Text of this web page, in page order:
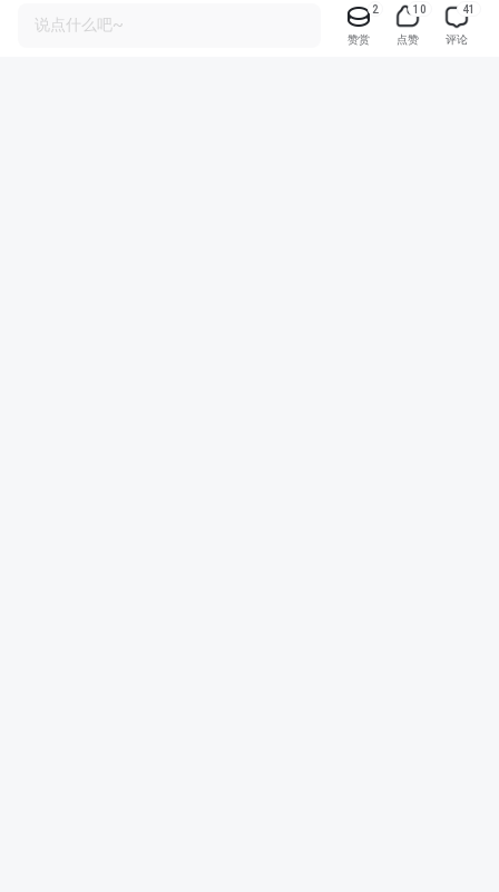
说点什么吧~
2
赞赏
10
点赞
41
评论